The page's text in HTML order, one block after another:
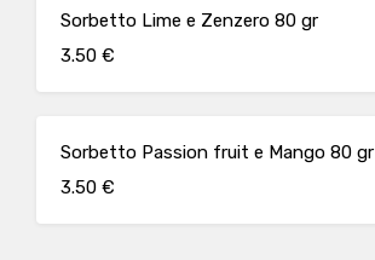
Sorbetto Lime e Zenzero 80 gr
3.50 €
Sorbetto Passion fruit e Mango 80 gr
3.50 €